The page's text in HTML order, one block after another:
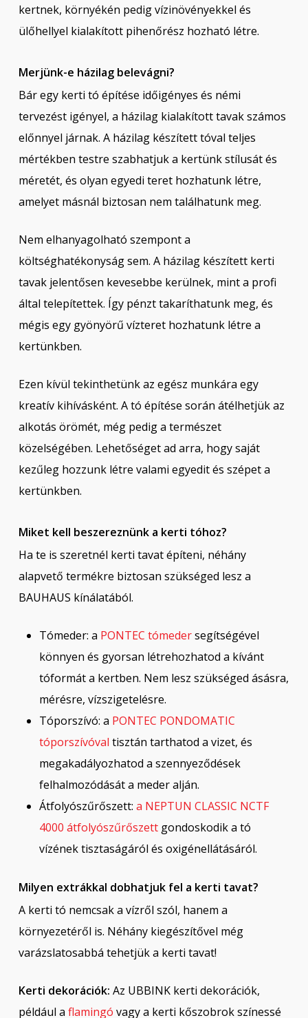
kertnek, környékén pedig vízinövényekkel és
ülőhellyel kialakított pihenőrész hozható létre.
Merjünk-e házilag belevágni?
Bár egy kerti tó építése időigényes és némi
tervezést igényel, a házilag kialakított tavak számos
előnnyel járnak. A házilag készített tóval teljes
mértékben testre szabhatjuk a kertünk stílusát és
méretét, és olyan egyedi teret hozhatunk létre,
amelyet másnál biztosan nem találhatunk meg.
Nem elhanyagolható szempont a
költséghatékonyság sem. A házilag készített kerti
tavak jelentősen kevesebbe kerülnek, mint a profi
által telepítettek. Így pénzt takaríthatunk meg, és
mégis egy gyönyörű vízteret hozhatunk létre a
kertünkben.
Ezen kívül tekinthetünk az egész munkára egy
kreatív kihívásként. A tó építése során átélhetjük az
alkotás örömét, még pedig a természet
közelségében. Lehetőséget ad arra, hogy saját
kezűleg hozzunk létre valami egyedit és szépet a
kertünkben.
Miket kell beszereznünk a kerti tóhoz?
Ha te is szeretnél kerti tavat építeni, néhány
alapvető termékre biztosan szükséged lesz a
BAUHAUS kínálatából.
Tómeder: a PONTEC tómedersegítségével
könnyen és gyorsan létrehozhatod a kívánt
tóformát a kertben. Nem lesz szükséged ásásra,
mérésre, vízszigetelésre.
Tóporszívó: a PONTEC PONDOMATIC
tóporszívóval tisztán tarthatod a vizet, és
megakadályozhatod a szennyeződések
felhalmozódását a meder alján.
Átfolyószűrőszett: a NEPTUN CLASSIC NCTF
4000 átfolyószűrőszettgondoskodik a tó
vízének tisztaságáról és oxigénellátásáról.
Milyen extrákkal dobhatjuk fel a kerti tavat?
A kerti tó nemcsak a vízről szól, hanem a
környezetéről is. Néhány kiegészítővel még
varázslatosabbá tehetjük a kerti tavat!
Kerti dekorációk: Az UBBINK kerti dekorációk,
például a flamingó vagy a kerti kőszobrok színessé